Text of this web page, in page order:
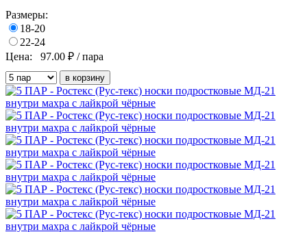
Размеры:
18-20
22-24
Цена:
97.00 ₽ / пара